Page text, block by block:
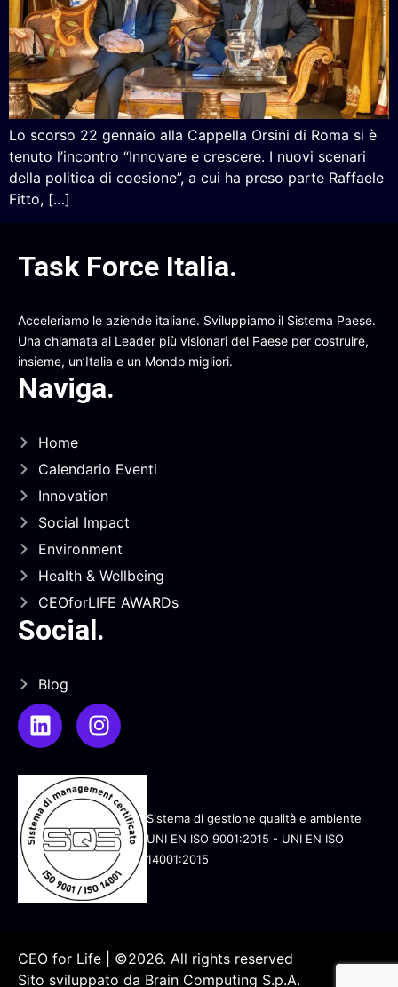
Lo scorso 22 gennaio alla Cappella Orsini di Roma si è
tenuto l’incontro “Innovare e crescere. I nuovi scenari
della politica di coesione”, a cui ha preso parte Raffaele
Fitto, […]
Task Force Italia.
Acceleriamo le aziende italiane. Sviluppiamo il Sistema Paese.
Una chiamata ai Leader più visionari del Paese per costruire,
insieme, un’Italia e un Mondo migliori.
Naviga.
Home
Calendario Eventi
Innovation
Social Impact
Environment
Health & Wellbeing
CEOforLIFE AWARDs
Social.
Blog
Sistema di gestione qualità e ambiente
UNI EN ISO 9001:2015 - UNI EN ISO
14001:2015
CEO for Life | ©2026. All rights reserved
Sito sviluppato da Brain Computing S.p.A.